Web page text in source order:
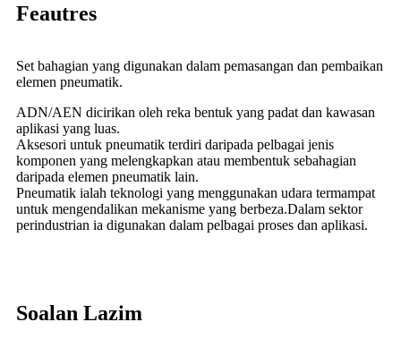
Feautres
Set bahagian yang digunakan dalam pemasangan dan pembaikan
elemen pneumatik.
ADN/AEN dicirikan oleh reka bentuk yang padat dan kawasan
aplikasi yang luas.
Aksesori untuk pneumatik terdiri daripada pelbagai jenis
komponen yang melengkapkan atau membentuk sebahagian
daripada elemen pneumatik lain.
Pneumatik ialah teknologi yang menggunakan udara termampat
untuk mengendalikan mekanisme yang berbeza.Dalam sektor
perindustrian ia digunakan dalam pelbagai proses dan aplikasi.
Soalan Lazim